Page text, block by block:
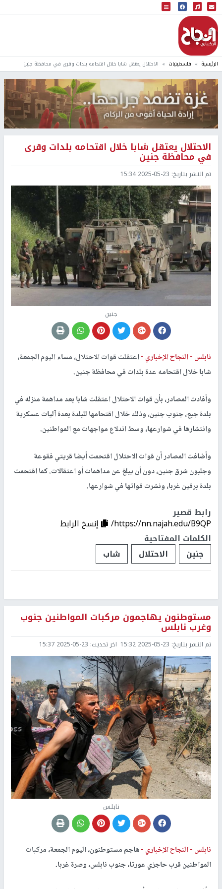
البث المباشر
إذاعة النجاح
الرئيسية فلسطينيات الاحتلال يعتقل شابا خلال اقتحامه بلدات وقرى في محافظة جنين
الاحتلال يعتقل شابا خلال اقتحامه بلدات وقرى
في محافظة جنين
تم النشر بتاريخ: 2025-05-23 15:34
جنين
نابلس -النجاح الإخباري -اعتقلت قوات الاحتلال، مساء اليوم الجمعة،
شابا خلال اقتحامه عدة بلدات في محافظة جنين.
وأفادت المصادر، بأن قوات الاحتلال اعتقلت شابا بعد مداهمة منزله في
بلدة جبع، جنوب جنين، وذلك خلال اقتحامها للبلدة بعدة آليات عسكرية
وانتشارها في شوارعها، وسط اندلاع مواجهات مع المواطنين.
وأضافت المصادر أن قوات الاحتلال اقتحمت أيضا قريتي فقوعة
وجلبون شرق جنين، دون أن يبلغ عن مداهمات أو اعتقالات. كما اقتحمت
بلدة برقين غربا، ونشرت قواتها في شوارعها.
رابط قصير
https://nn.najah.edu/B9QP/
إنسخ الرابط
الكلمات المفتاحية
جنين
الاحتلال شاب
مستوطنون يهاجمون مركبات المواطنين جنوب
وغرب نابلس
تم النشر بتاريخ: 2025-05-23 15:32 اخر تحديث: 2025-05-23 15:37
نابلس
نابلس -النجاح الإخباري -هاجم مستوطنون، اليوم الجمعة، مركبات
المواطنين قرب حاجزي عورتا، جنوب نابلس، وصرة غربا.